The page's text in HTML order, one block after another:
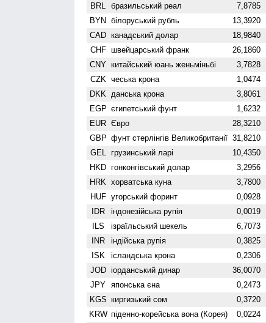
BRL бразильський реал 7,8785
BYN білоруський рубль 13,3920
CAD канадський долар 18,9840
CHF швейцарський франк 26,1860
CNY китайський юань женьмiньбi 3,7828
CZK чеська крона 1,0474
DKK данська крона 3,8061
EGP єгипетський фунт 1,6232
EUR Євро 28,3210
GBP фунт стерлінгів Велико­британії 31,8210
GEL грузинський ларі 10,4350
HKD гонконгівський долар 3,2956
HRK хорватська куна 3,7800
HUF угорський форинт 0,0928
IDR індонезійська рупія 0,0019
ILS ізраїльський шекель 6,7073
INR індійська рупія 0,3825
ISK ісландська крона 0,2306
JOD іорданський динар 36,0070
JPY японська єна 0,2473
KGS киргизький сом 0,3720
KRW піденно-корейська вона (Корея) 0,0224